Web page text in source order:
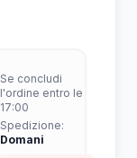
Se concludi
l'ordine entro le
17:00
Spedizione:
Domani